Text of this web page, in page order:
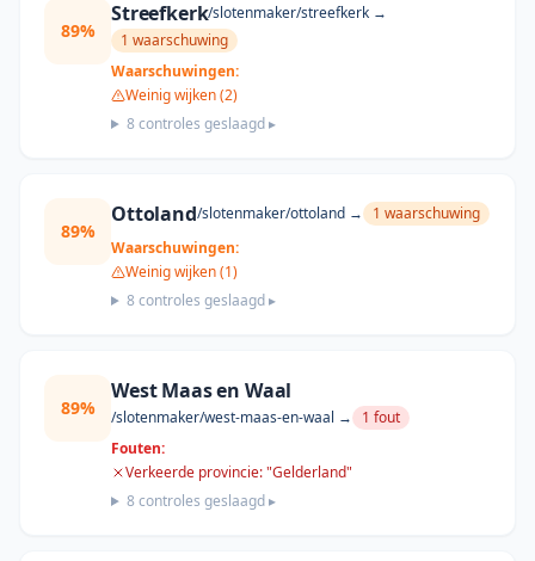
89%
Streefkerk/slotenmaker/streefkerk →
1 waarschuwing
Waarschuwingen:
Weinig wijken (2)
8controles geslaagd ▸
89%
Ottoland/slotenmaker/ottoland→ 1 waarschuwing
Waarschuwingen:
Weinig wijken (1)
8controles geslaagd ▸
89%
West Maas en Waal
/slotenmaker/west-maas-en-waal → 1 fout
Fouten:
Verkeerde provincie: "Gelderland"
8controles geslaagd ▸